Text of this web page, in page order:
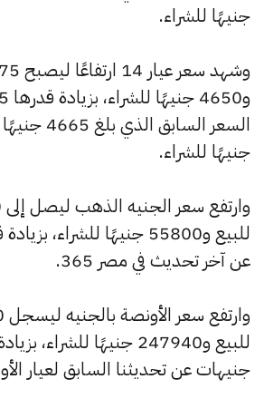
جنيهًا للشراء.
جنيهًا للشراء.
عن آخر تحديث في مصر 365.
جنيهات عن تحديثنا السابق لعيار